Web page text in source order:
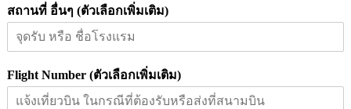
สถานที่ อื่นๆ (ตัวเลือกเพิ่มเติม)
Flight Number (ตัวเลือกเพิ่มเติม)